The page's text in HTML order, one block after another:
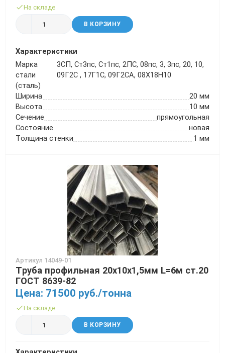
На складе
В КОРЗИНУ
Характеристики
Марка
стали
(сталь)
3СП, Ст3пс, Ст1пс, 2ПС, 08пс, 3, 3пс, 20, 10,
09Г2С , 17Г1С, 09Г2СА, 08Х18Н10
Ширина
20 мм
Высота
10 мм
Сечение
прямоугольная
Состояние
новая
Толщина стенки
1 мм
Артикул 14049-01
Труба профильная 20х10х1,5мм L=6м ст.20
ГОСТ 8639-82
Цена: 71500 руб./тонна
На складе
В КОРЗИНУ